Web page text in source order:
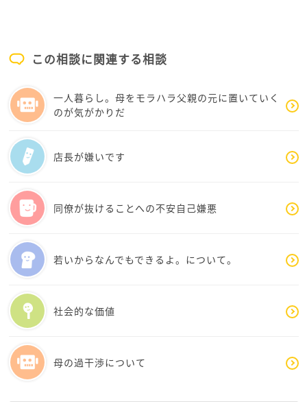
この相談に関連する相談
一人暮らし。母をモラハラ父親の元に置いていく
のが気がかりだ
店長が嫌いです
同僚が抜けることへの不安自己嫌悪
若いからなんでもできるよ。について。
社会的な価値
母の過干渉について